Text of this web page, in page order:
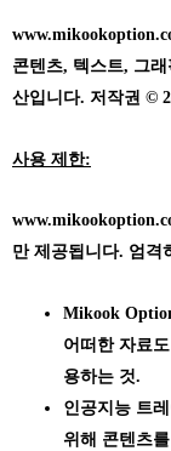
콘텐츠, 텍스트, 그
산입니다. 저작권 ©
사용 제한:
만 제공됩니다. 엄격
Mikook
어떠한 자료
용하는 것.
인공지능 트
위해 콘텐츠